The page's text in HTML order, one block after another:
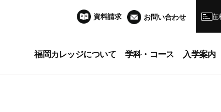
お問い合わせ
資料請求
福岡カレッジについて 学科・コース 入学案内